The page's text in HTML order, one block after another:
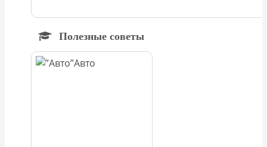
Полезные советы
Авто